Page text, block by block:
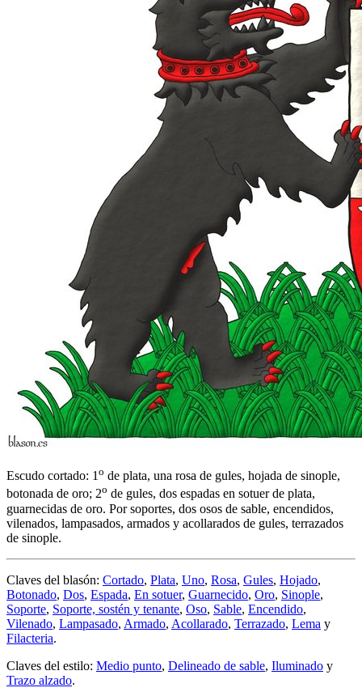
Escudo cortado: 1 o de plata, una rosa de gules, hojada de sinople,
botonada de oro; 2o de gules, dos espadas en sotuer de plata,
guarnecidas de oro. Por soportes, dos osos de sable, encendidos,
vilenados, lampasados, armados y acollarados de gules, terrazados
de sinople.
Claves del blasón: Cortado, Plata, Uno, Rosa, Gules, Hojado,
Botonado, Dos, Espada, En sotuer, Guarnecido, Oro, Sinople,
Soporte, Soporte, sostén y tenante, Oso, Sable, Encendido,
Vilenado, Lampasado, Armado, Acollarado, Terrazado, Lema y
Filacteria.
Claves del estilo: Medio punto, Delineado de sable, Iluminado y
Trazo alzado.